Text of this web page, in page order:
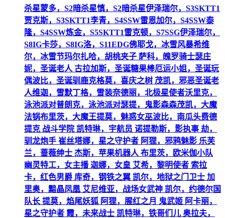
杀星蒙多，S2暗杀星慎，S2暗杀星伊泽瑞尔，S3SKTT1
贾克斯，S3SKTT1李青，S4SSW雷恩加尔，S4SSW泰
隆，S4SSW炼金，S5SKTT1雷克顿，S7SSG伊泽瑞尔，
S8IG卡莎，S8IG洛，S11EDG佛耶戈，冰雪风暴希维
尔，冰雪节玛尔扎哈，胡桃夹子 萨科，魄罗骑士瑟庄
妮，圣诞老人 古拉加斯，圣诞糖果棒厄运小姐，圣诞玩
偶波比，圣诞驯鹿克格莫，喜庆之树 茂凯，邪恶圣诞老
人维迦，雪默丁格，雪装奈德丽，北极星使者沃里克，
泳池派对普朗克，泳池派对瑟提，鬼影森森茂凯，大魔
法锅布里茨，大魔王提莫，魅惑女巫波比，南瓜头费德
提克 战斗学院 凯特琳，宇航员 诺提勒斯，影执事 劫，
驯龙炮手 崔丝塔娜，星之守护者 阿狸，邪鸦魅影 乐芙
兰，蔷薇绅士 杰斯，苹果机器人 布里茨，欧米伽小队
幽灵特工，女主播 迦娜，女皇 艾希，黎明使者 索拉
卡，红色男爵 库奇，钢铁之翼 凯尔，地狱之门卫士 加
里奥，黯晶凤凰 艾尼维亚，战场女武神 凯尔，约德尔国
队长 提莫，焰尾妖狐 阿狸，腥红之月 鬼武姬 阿卡丽，
星之守护者 霞，未来战士 凯特琳，铁哥们儿 奥拉夫，